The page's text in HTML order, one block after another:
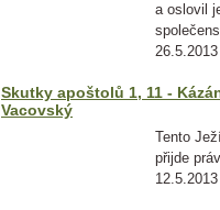
a oslovil
Skutky apoštolů 1, 11 -
Vacovský
Tento
přijde